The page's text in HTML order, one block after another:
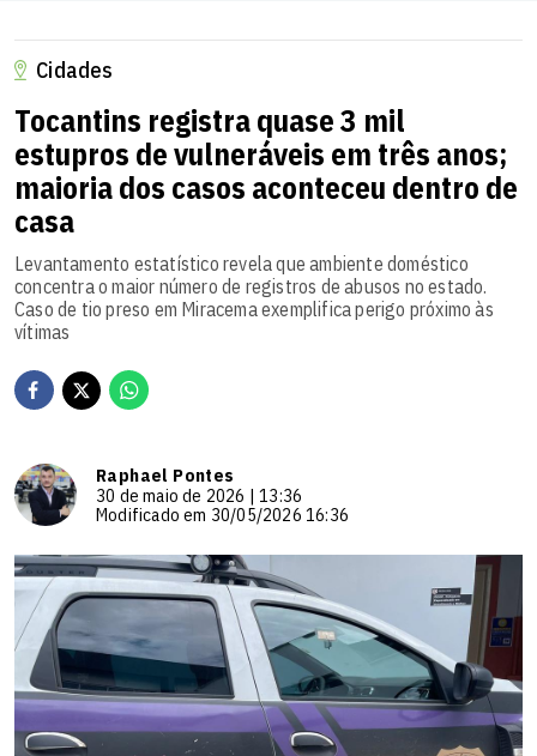
Cidades
Tocantins registra quase 3 mil
estupros de vulneráveis em três anos;
maioria dos casos aconteceu dentro de
casa
Levantamento estatístico revela que ambiente doméstico
concentra o maior número de registros de abusos no estado.
Caso de tio preso em Miracema exemplifica perigo próximo às
vítimas
Raphael Pontes
30 de maio de 2026 | 13:36
Modificado em 30/05/2026 16:36